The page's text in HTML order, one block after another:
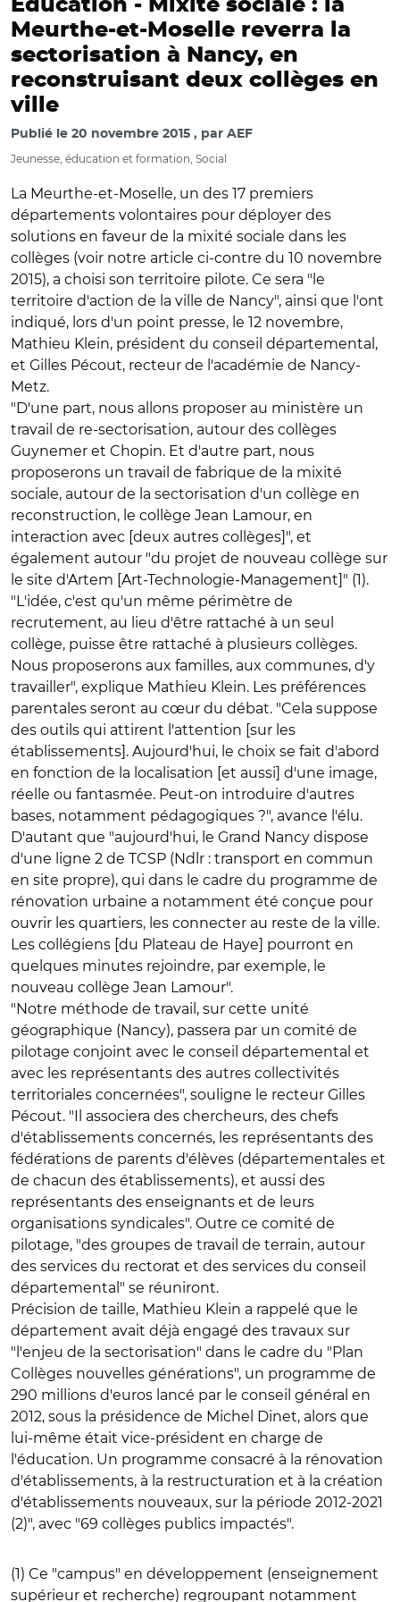
Education - Mixité sociale : la
Meurthe-et-Moselle reverra la
sectorisation à Nancy, en
reconstruisant deux collèges en
ville
Publié le 20 novembre 2015 par AEF
Jeunesse, éducation et formation, Social
La Meurthe-et-Moselle, un des 17 premiers
départements volontaires pour déployer des
solutions en faveur de la mixité sociale dans les
collèges (voir notre article ci-contre du 10 novembre
2015), a choisi son territoire pilote. Ce sera "le
territoire d'action de la ville de Nancy", ainsi que l'ont
indiqué, lors d'un point presse, le 12 novembre,
Mathieu Klein, président du conseil départemental,
et Gilles Pécout, recteur de l'académie de Nancy-
Metz.
"D'une part, nous allons proposer au ministère un
travail de re-sectorisation, autour des collèges
Guynemer et Chopin. Et d'autre part, nous
proposerons un travail de fabrique de la mixité
sociale, autour de la sectorisation d'un collège en
reconstruction, le collège Jean Lamour, en
interaction avec [deux autres collèges]", et
également autour "du projet de nouveau collège sur
le site d'Artem [Art-Technologie-Management]" (1).
"L'idée, c'est qu'un même périmètre de
recrutement, au lieu d'être rattaché à un seul
collège, puisse être rattaché à plusieurs collèges.
Nous proposerons aux familles, aux communes, d'y
travailler", explique Mathieu Klein. Les préférences
parentales seront au cœur du débat. "Cela suppose
des outils qui attirent l'attention [sur les
établissements]. Aujourd'hui, le choix se fait d'abord
en fonction de la localisation [et aussi] d'une image,
réelle ou fantasmée. Peut-on introduire d'autres
bases, notamment pédagogiques ?", avance l'élu.
D'autant que "aujourd'hui, le Grand Nancy dispose
d'une ligne 2 de TCSP (Ndlr : transport en commun
en site propre), qui dans le cadre du programme de
rénovation urbaine a notamment été conçue pour
ouvrir les quartiers, les connecter au reste de la ville.
Les collégiens [du Plateau de Haye] pourront en
quelques minutes rejoindre, par exemple, le
nouveau collège Jean Lamour".
"Notre méthode de travail, sur cette unité
géographique (Nancy), passera par un comité de
pilotage conjoint avec le conseil départemental et
avec les représentants des autres collectivités
territoriales concernées", souligne le recteur Gilles
Pécout. "Il associera des chercheurs, des chefs
d'établissements concernés, les représentants des
fédérations de parents d'élèves (départementales et
de chacun des établissements), et aussi des
représentants des enseignants et de leurs
organisations syndicales". Outre ce comité de
pilotage, "des groupes de travail de terrain, autour
des services du rectorat et des services du conseil
départemental" se réuniront.
Précision de taille, Mathieu Klein a rappelé que le
département avait déjà engagé des travaux sur
"l'enjeu de la sectorisation" dans le cadre du "Plan
Collèges nouvelles générations", un programme de
290 millions d'euros lancé par le conseil général en
2012, sous la présidence de Michel Dinet, alors que
lui-même était vice-président en charge de
l'éducation. Un programme consacré à la rénovation
d'établissements, à la restructuration et à la création
d'établissements nouveaux, sur la période 2012-2021
(2)", avec "69 collèges publics impactés".
(1) Ce "campus" en développement (enseignement
supérieur et recherche) regroupant notamment